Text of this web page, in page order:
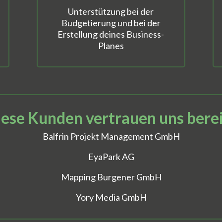
Unterstützung bei der
Budgetierung und bei der
Erstellung deines Business-
Planes
Kunden vertrauen uns
Balfrin Projekt Management GmbH
EyaPark AG
Mapping Burgener GmbH
Yory Media GmbH